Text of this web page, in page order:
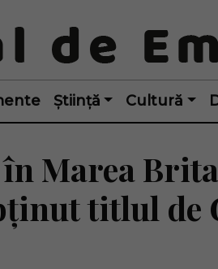
Știință Cultură
Marea
titlul de